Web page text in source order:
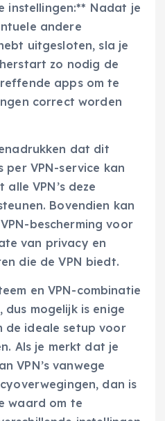
instellingen:** Nadat je
andere
uitgesloten, sla je
zo nodig de
apps om te
correct worden
dat dit
VPN-service kan
VPN’s deze
Bovendien kan
bescherming voor
van privacy en
die de VPN biedt.
en VPN-combinatie
mogelijk is enige
de ideale setup voor
Als je merkt dat je
VPN’s vanwege
dan is
waard om te